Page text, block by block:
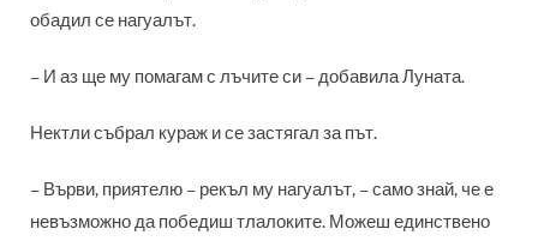
обадил се нагуалът.
– И аз ще му помагам с лъчите си – добавила Луната.
Нектли събрал кураж и се застягал за път.
– Върви, приятелю – рекъл му нагуалът, – само знай, че е
невъзможно да победиш тлалоките. Можеш единствено